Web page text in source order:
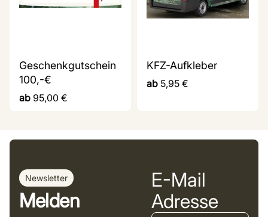
Geschenkgutschein
100,-€
ab 95,00 €
KFZ-Aufkleber
ab 5,95 €
Newsletter
Melden
E-Mail
Adresse